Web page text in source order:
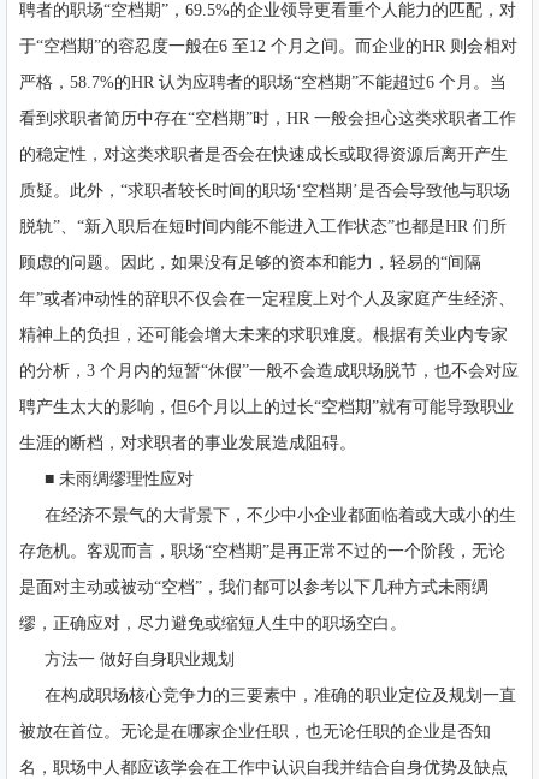
聘者的职场“空档期”，69.5%的企业领导更看重个人能力的匹配，对
于“空档期”的容忍度一般在6 至12 个月之间。而企业的HR 则会相对
严格，58.7%的HR 认为应聘者的职场“空档期”不能超过6 个月。当
看到求职者简历中存在“空档期”时，HR 一般会担心这类求职者工作
的稳定性，对这类求职者是否会在快速成长或取得资源后离开产生
质疑。此外，“求职者较长时间的职场‘空档期’是否会导致他与职场
脱轨”、“新入职后在短时间内能不能进入工作状态”也都是HR 们所
顾虑的问题。因此，如果没有足够的资本和能力，轻易的“间隔
年”或者冲动性的辞职不仅会在一定程度上对个人及家庭产生经济、
精神上的负担，还可能会增大未来的求职难度。根据有关业内专家
的分析，3 个月内的短暂“休假”一般不会造成职场脱节，也不会对应
聘产生太大的影响，但6个月以上的过长“空档期”就有可能导致职业
生涯的断档，对求职者的事业发展造成阻碍。
■ 未雨绸缪理性应对
在经济不景气的大背景下，不少中小企业都面临着或大或小的生
存危机。客观而言，职场“空档期”是再正常不过的一个阶段，无论
是面对主动或被动“空档”，我们都可以参考以下几种方式未雨绸
缪，正确应对，尽力避免或缩短人生中的职场空白。
方法一 做好自身职业规划
在构成职场核心竞争力的三要素中，准确的职业定位及规划一直
被放在首位。无论是在哪家企业任职，也无论任职的企业是否知
名，职场中人都应该学会在工作中认识自我并结合自身优势及缺点